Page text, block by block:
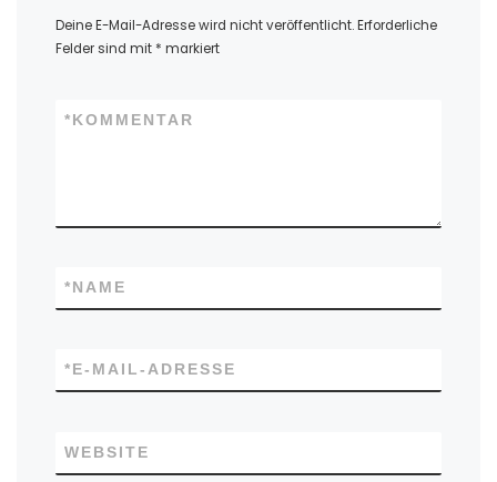
Deine E-Mail-Adresse wird nicht veröffentlicht.Erforderliche
Felder sind mit * markiert
KOMMENTAR
*
NAME
*
E-MAIL-ADRESSE
*
WEBSITE